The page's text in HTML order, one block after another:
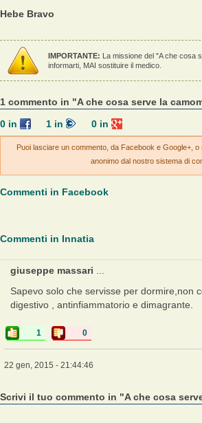
Hebe Bravo
IMPORTANTE: La missione del "A che cosa
informarti, MAI sostituire il medico.
1 commento in "A che cosa serve la
0in 1in 0 in
Puoi lasciare un commento, da Facebook e Google+,
anonimo dal nostro sistema di
Commenti in Facebook
Commenti in Innatia
giuseppe massari ...
Sapevo solo che servisse per dormire,non
digestivo , antinfiammatorio e dimagrante.
1 0
22 gen, 2015 - 21:44:46
Scrivi il tuo commento in "A che cosa